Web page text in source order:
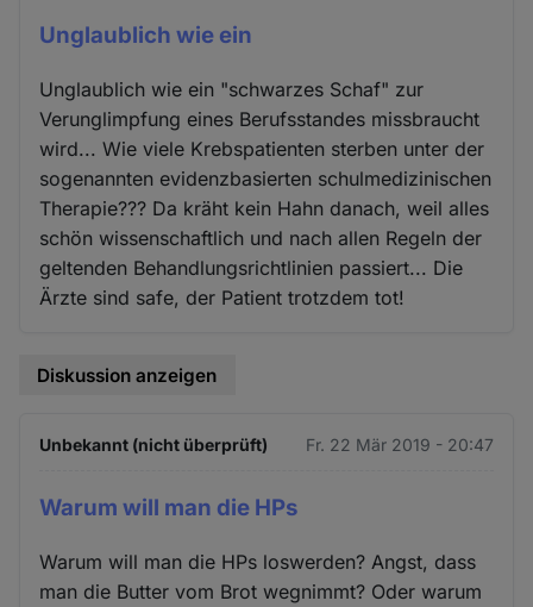
Unglaublich wie ein
Unglaublich wie ein "schwarzes Schaf" zur
Verunglimpfung eines Berufsstandes missbraucht
wird... Wie viele Krebspatienten sterben unter der
sogenannten evidenzbasierten schulmedizinischen
Therapie??? Da kräht kein Hahn danach, weil alles
schön wissenschaftlich und nach allen Regeln der
geltenden Behandlungsrichtlinien passiert... Die
Ärzte sind safe, der Patient trotzdem tot!
Diskussion anzeigen
Unbekannt (nicht überprüft) Fr. 22 Mär 2019 - 20:47
Warum will man die HPs
Warum will man die HPs loswerden? Angst, dass
man die Butter vom Brot wegnimmt? Oder warum